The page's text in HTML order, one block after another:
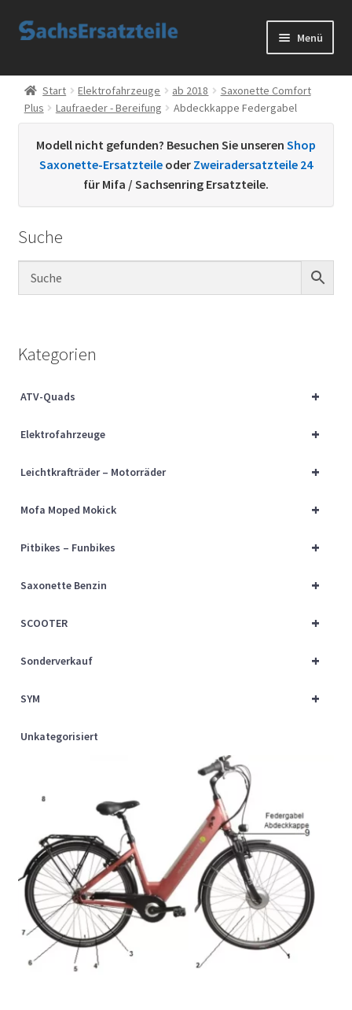
Zur
Zum
Menü
Start
AGB
Datenschutzerklärung
Kontakt
Sachs Ersatzteile
Über uns
Start Elektrofahrzeuge ab 2018
Saxonette Comfort
Plus
Laufraeder - Bereifung Abdeckkappe Federgabel
Modell nicht gefunden? Besuchen Sie unseren Shop
Saxonette-Ersatzteile oder Zweiradersatzteile 24
für Mifa / Sachsenring Ersatzteile.
Suche
Kategorien
+
ATV-Quads
+
Elektrofahrzeuge
+
Leichtkrafträder – Motorräder
+
Mofa Moped Mokick
+
Pitbikes – Funbikes
+
Saxonette Benzin
+
SCOOTER
+
Sonderverkauf
+
SYM
Unkategorisiert